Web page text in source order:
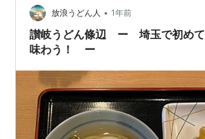
放浪うどん人 • 1年前
讃岐うどん條辺 ー 埼玉で初めて
味わう！ ー